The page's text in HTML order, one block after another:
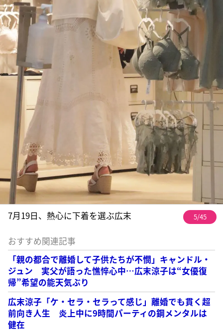
7月19日、熱心に下着を選ぶ広末 5/45
おすすめ関連記事
「親の都合で離婚して子供たちが不憫」キャンドル・
ジュン 実父が語った憔悴心中…広末涼子は“女優復
帰”希望の能天気ぶり
広末涼子「ケ・セラ・セラって感じ」離婚でも貫く超
前向き人生 炎上中に9時間パーティの鋼メンタルは
健在